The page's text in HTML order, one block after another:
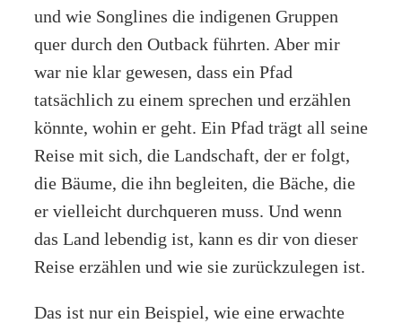
und wie Songlines die indigenen Gruppen
quer durch den Outback führten. Aber mir
war nie klar gewesen, dass ein Pfad
tatsächlich zu einem sprechen und erzählen
könnte, wohin er geht. Ein Pfad trägt all seine
Reise mit sich, die Landschaft, der er folgt,
die Bäume, die ihn begleiten, die Bäche, die
er vielleicht durchqueren muss. Und wenn
das Land lebendig ist, kann es dir von dieser
Reise erzählen und wie sie zurückzulegen ist.
Das ist nur ein Beispiel, wie eine erwachte